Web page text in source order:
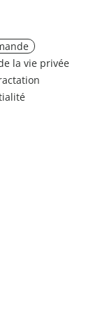
la vie privée